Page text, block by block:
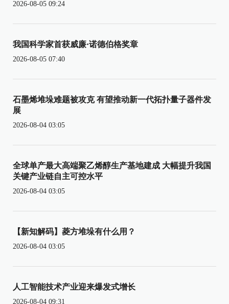
2026-08-05 09:24
我国科学家首获威廉·诺德伯格奖章
2026-08-05 07:40
石墨烯堆垛难题被攻克 有望推动新一代拓扑量子器件发
展
2026-08-04 03:05
全球单产最大高端聚乙烯醇生产基地建成 大幅提升我国
关键产业链自主可控水平
2026-08-04 03:05
【新知解码】菱方堆垛有什么用？
2026-08-04 03:05
人工智能技术产业迎来爆发式增长
2026-08-04 09:31